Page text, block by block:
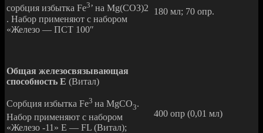
сорбция избытка Fe3’ на Мg(СОЗ)2
. Набор применяют с набором
«Железо — ПСТ 100″
180 мл; 70 опр.
Общая железосвязывающая
способность Е (Витал)
Сорбция избытка Fe3 на МgСО3.
Набор применяют с набором
«Железо -11» Е — FL (Витал);
400 опр (0,01 мл)